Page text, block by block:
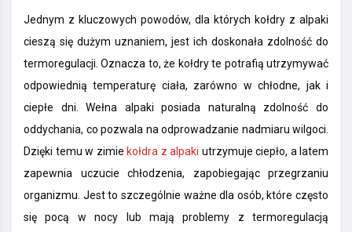
Jednym z kluczowych powodów, dla których kołdry z alpaki
cieszą się dużym uznaniem, jest ich doskonała zdolność do
termoregulacji. Oznacza to, że kołdry te potrafią utrzymywać
odpowiednią temperaturę ciała, zarówno w chłodne, jak i
ciepłe dni. Wełna alpaki posiada naturalną zdolność do
oddychania, co pozwala na odprowadzanie nadmiaru wilgoci.
Dzięki temu w zimie kołdra z alpaki utrzymuje ciepło, a latem
zapewnia uczucie chłodzenia, zapobiegając przegrzaniu
organizmu. Jest to szczególnie ważne dla osób, które często
się pocą w nocy lub mają problemy z termoregulacją